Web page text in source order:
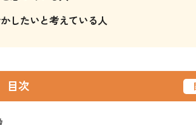
したいと考えている人
目次